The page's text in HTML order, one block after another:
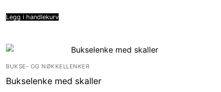
Legg i handlekurv
BUKSE- OG NØKKELLENKER
Bukselenke med skaller